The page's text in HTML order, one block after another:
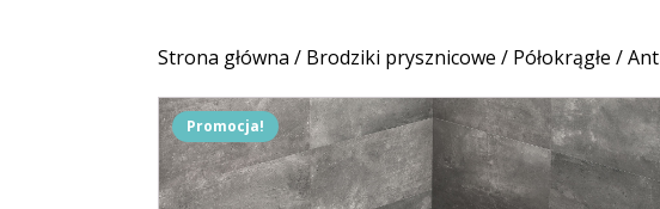
Strona główna / Brodziki prysznicowe / Półokrągłe /
Promocja!